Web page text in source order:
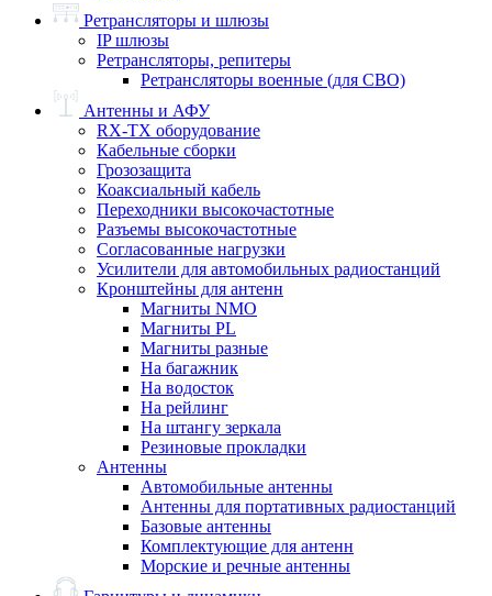
Ретрансляторы и шлюзы
IP шлюзы
Ретрансляторы, репитеры
Ретрансляторы военные (для СВО)
Антенны и АФУ
RX-TX оборудование
Кабельные сборки
Грозозащита
Коаксиальный кабель
Переходники высокочастотные
Разъемы высокочастотные
Согласованные нагрузки
Усилители для автомобильных радиостанций
Кронштейны для антенн
Магниты NMO
Магниты PL
Магниты разные
На багажник
На водосток
На рейлинг
На штангу зеркала
Резиновые прокладки
Антенны
Автомобильные антенны
Антенны для портативных радиостанций
Базовые антенны
Комплектующие для антенн
Морские и речные антенны